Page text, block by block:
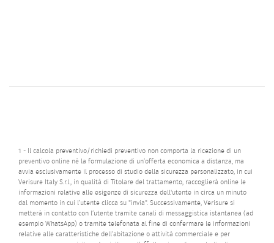
1 - Il calcola preventivo/richiedi preventivo non comporta la ricezione di un
preventivo online né la formulazione di un’offerta economica a distanza, ma
avvia esclusivamente il processo di studio della sicurezza personalizzato, in cui
Verisure Italy S.r.l., in qualità di Titolare del trattamento, raccoglierà online le
informazioni relative alle esigenze di sicurezza dell'utente in circa un minuto
dal momento in cui l’utente clicca su "invia". Successivamente, Verisure si
metterà in contatto con l’utente tramite canali di messaggistica istantanea (ad
esempio WhatsApp) o tramite telefonata al fine di confermare le informazioni
relative alle caratteristiche dell’abitazione o attività commerciale e per